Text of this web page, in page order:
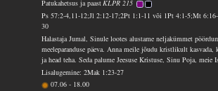
Patukahetsus ja paastKLPR 215
Ps 57:2-4,11-12;Jl 2:12-17;2Pt 1:1-11 või 1Pt 4:1-5;Mt
30
Halastaja Jumal, Sinule lootes alustame neljakümmet
meeleparanduse päeva. Anna meile jõudu kristlikult kasvada,
ja head teha. Seda palume Jeesuse Kristuse, Sinu Poja, meie
Lisalugemine: 2Mak 1:23-27
07.06- 18.00